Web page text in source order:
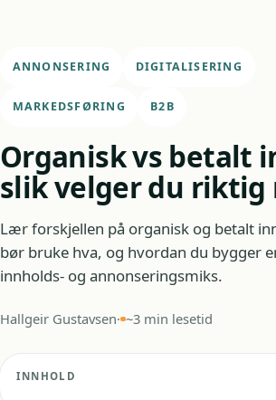
ANNONSERING DIGITALISERING
MARKEDSFØRING B2B
Organisk vs betalt
slik velger du riktig
Lær forskjellen på organisk og betalt
bør bruke hva, og hvordan du bygger
innholds- og annonseringsmiks.
Hallgeir Gustavsen· ~3 min lesetid
INNHOLD